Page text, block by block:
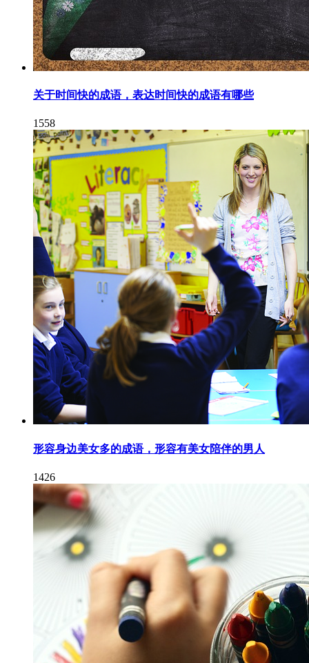
关于时间快的成语，表达时间快的成语有哪些
1558
形容身边美女多的成语，形容有美女陪伴的男人
1426